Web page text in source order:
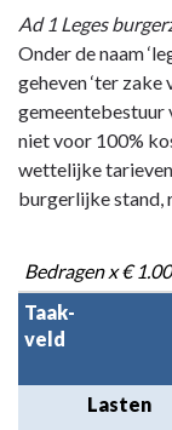
Paragraaf
Lokale
heffingen
Rechten
Ad 1 Leges
Onder de naam
geheven ‘ter
gemeentebestuur
niet voor 100%
wettelijke
burgerlijke stand,
Bedragen x €
Taak-
veld
Lasten